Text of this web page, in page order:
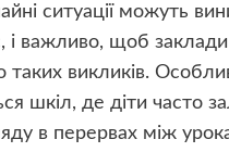
ситуації можуть
і важливо, щоб заклади
таких викликів.
шкіл, де діти часто
в перервах між